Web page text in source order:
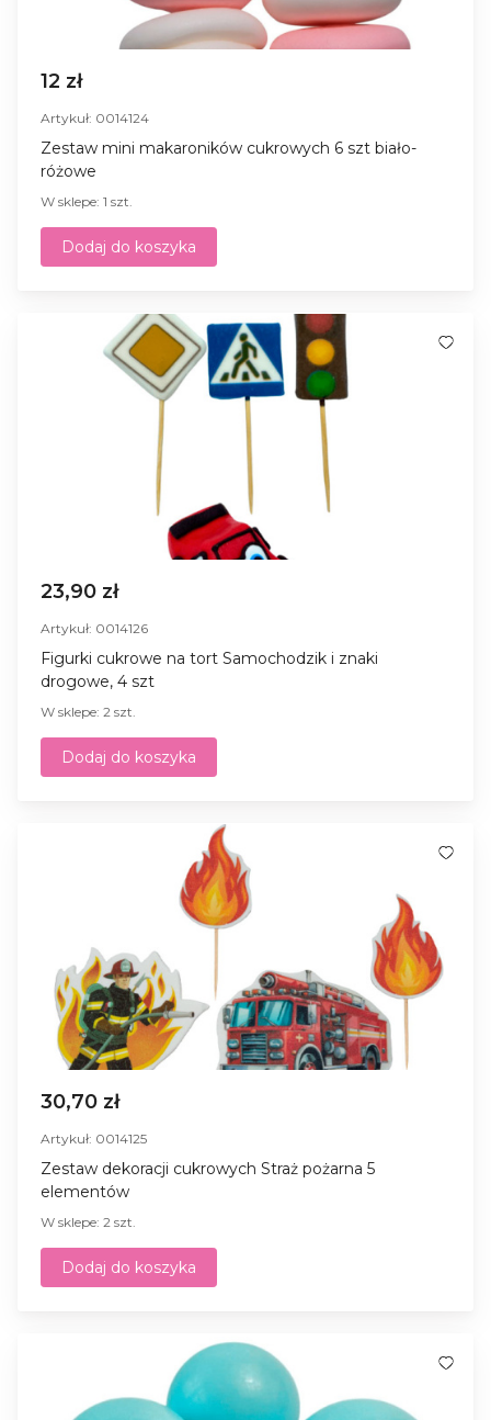
12 zł
Artykuł: 0014124
Zestaw mini makaroników cukrowych 6 szt biało-
różowe
W sklepe: 1 szt.
Dodaj do koszyka
23,90 zł
Artykuł: 0014126
Figurki cukrowe na tort Samochodzik i znaki
drogowe, 4 szt
W sklepe: 2 szt.
Dodaj do koszyka
30,70 zł
Artykuł: 0014125
Zestaw dekoracji cukrowych Straż pożarna 5
elementów
W sklepe: 2 szt.
Dodaj do koszyka